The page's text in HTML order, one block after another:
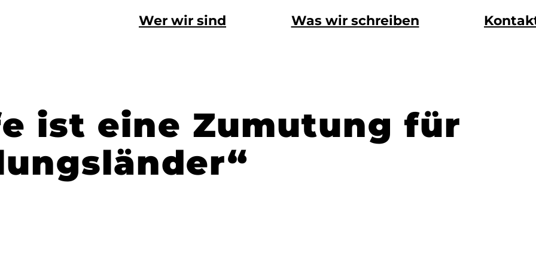
Wer wir sind Was wir schreiben
ist eine Zumutung für